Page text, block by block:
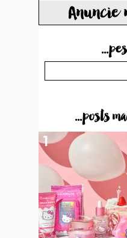
Anuncie
...posts
1